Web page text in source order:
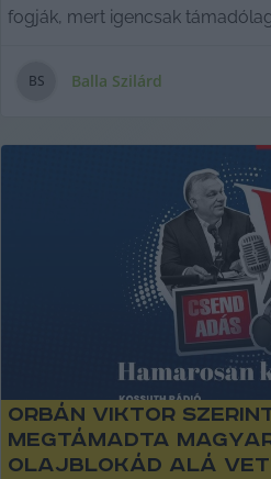
fogják, mert igencsak
sajtófelelőse.
BS Balla Szilárd
Orbán Viktor
megtámadta
olajblokád alá